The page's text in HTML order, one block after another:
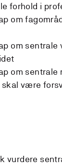
forhold i
om
om
om
være
vurdere